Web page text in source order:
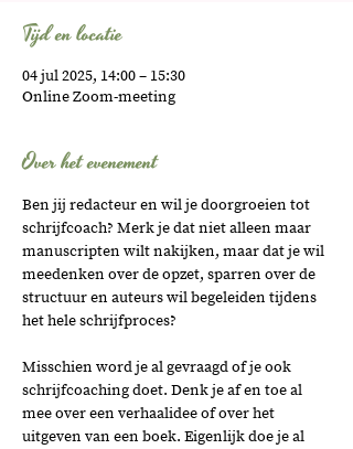
Tijd en locatie
04 jul 2025, 14:00 – 15:30
Online Zoom-meeting
Over het evenement
Ben jij redacteur en wil je doorgroeien tot
schrijfcoach? Merk je dat niet alleen maar
manuscripten wilt nakijken, maar dat je wil
meedenken over de opzet, sparren over de
structuur en auteurs wil begeleiden tijdens
het hele schrijfproces?
Misschien word je al gevraagd of je ook
schrijfcoaching doet. Denk je af en toe al
mee over een verhaalidee of over het
uitgeven van een boek. Eigenlijk doe je al